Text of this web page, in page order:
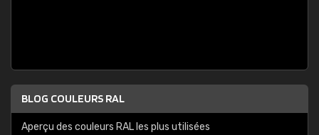
BLOG COULEURS RAL
Aperçu des couleurs RAL les plus utilisées